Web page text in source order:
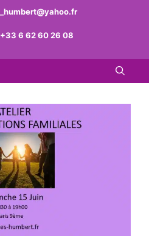
+33 6 62 60 26 08